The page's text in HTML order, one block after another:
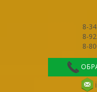
8-
8-
8-